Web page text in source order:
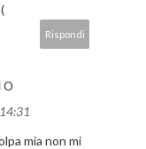
Rispondi
mia non mi